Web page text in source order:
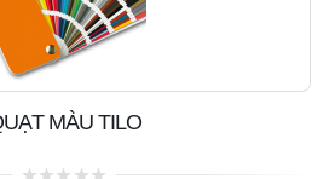
MÀU TILO